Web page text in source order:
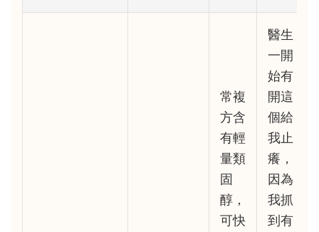
常複
方含
有輕
量類
固
醇，
可快
醫生
一開
始有
開這
個給
我止
癢，
因為
我抓
到有